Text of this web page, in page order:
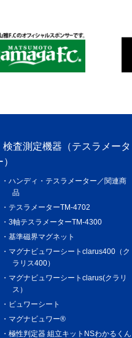
検査測定機器（テスラメータ
ハンディ・テスラメーター／関連商
品
テスラメーターTM-4702
3軸テスラメーターTM-4300
基準磁界マグネット
マグナビュワーシートclarus400（ク
ラリス400）
マグナビュワーシートclarus(クラリ
ス）
ビュワーシート
マグナビュワー®︎
極性判定器 組立キットNSわかるくん